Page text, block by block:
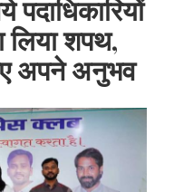
शपथ,
अपने अनुभव